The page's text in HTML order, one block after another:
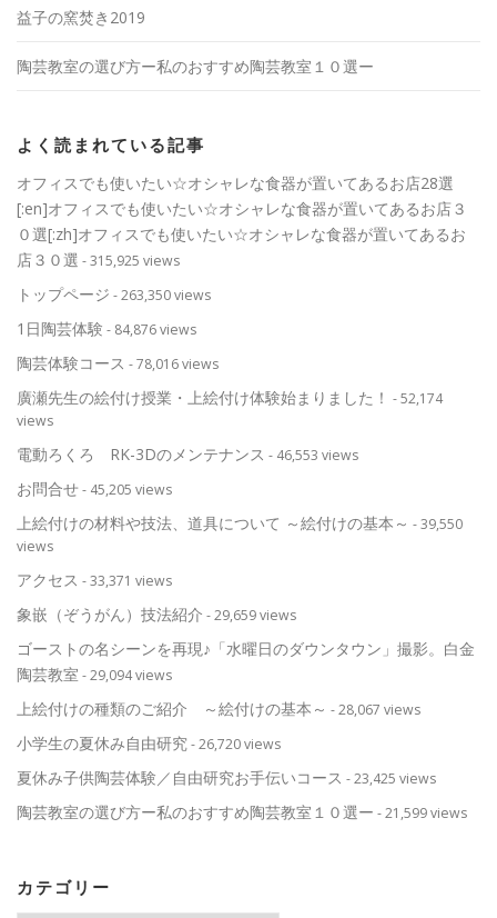
益子の窯焚き2019
陶芸教室の選び方ー私のおすすめ陶芸教室１０選ー
よく読まれている記事
オフィスでも使いたい☆オシャレな食器が置いてあるお店28選
[:en]オフィスでも使いたい☆オシャレな食器が置いてあるお店３
０選[:zh]オフィスでも使いたい☆オシャレな食器が置いてあるお
店３０選 - 315,925 views
トップページ - 263,350 views
1日陶芸体験 - 84,876 views
陶芸体験コース - 78,016 views
廣瀬先生の絵付け授業・上絵付け体験始まりました！ - 52,174
views
電動ろくろ RK-3Dのメンテナンス - 46,553 views
お問合せ- 45,205 views
上絵付けの材料や技法、道具について ～絵付けの基本～ - 39,550
views
アクセス - 33,371 views
象嵌（ぞうがん）技法紹介 - 29,659 views
ゴーストの名シーンを再現♪「水曜日のダウンタウン」撮影。白金
陶芸教室 - 29,094 views
上絵付けの種類のご紹介 ～絵付けの基本～ - 28,067 views
小学生の夏休み自由研究- 26,720 views
夏休み子供陶芸体験／自由研究お手伝いコース - 23,425 views
陶芸教室の選び方ー私のおすすめ陶芸教室１０選ー - 21,599 views
カテゴリー